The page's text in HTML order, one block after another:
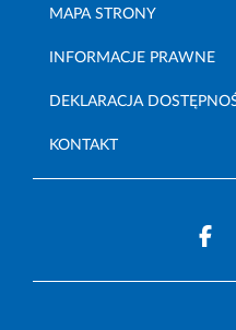
MAPA STRONY
INFORMACJE PRAWNE
DEKLARACJA
KONTAKT